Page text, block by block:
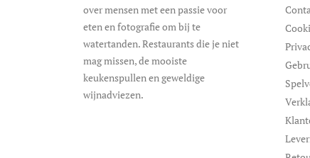
over mensen met een passie voor
eten en fotografie om bij te
watertanden. Restaurants die je niet
mag missen, de mooiste
keukenspullen en geweldige
wijnadviezen.